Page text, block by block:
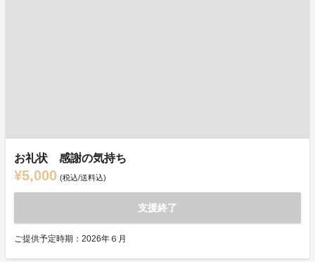
お礼状 感謝の気持ち
¥5,000 (税込/送料込)
支援終了
ご提供予定時期：2026年６月